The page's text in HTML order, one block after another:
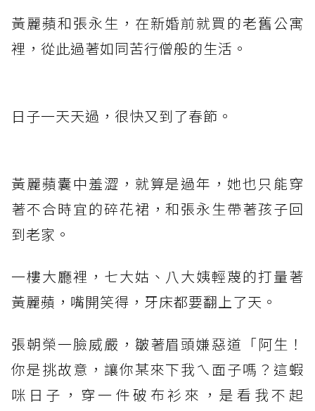
黃麗蘋和張永生，在新婚前就買的老舊公寓
裡，從此過著如同苦行僧般的生活。
日子一天天過，很快又到了春節。
黃麗蘋囊中羞澀，就算是過年，她也只能穿
著不合時宜的碎花裙，和張永生帶著孩子回
到老家。
一樓大廳裡，七大姑、八大姨輕蔑的打量著
黃麗蘋，嘴開笑得，牙床都要翻上了天。
張朝榮一臉威嚴，皺著眉頭嫌惡道「阿生！
你是挑故意，讓你某來下我ㄟ面子嗎？這蝦
咪日子，穿一件破布衫來，是看我不起